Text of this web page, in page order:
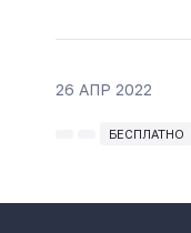
26 АПР 2022
БЕСПЛАТНО